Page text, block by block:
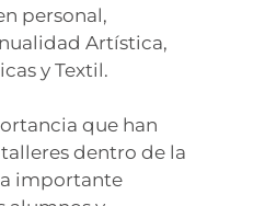
personal,
Artística,
y Textil.
que han
dentro de la
importante